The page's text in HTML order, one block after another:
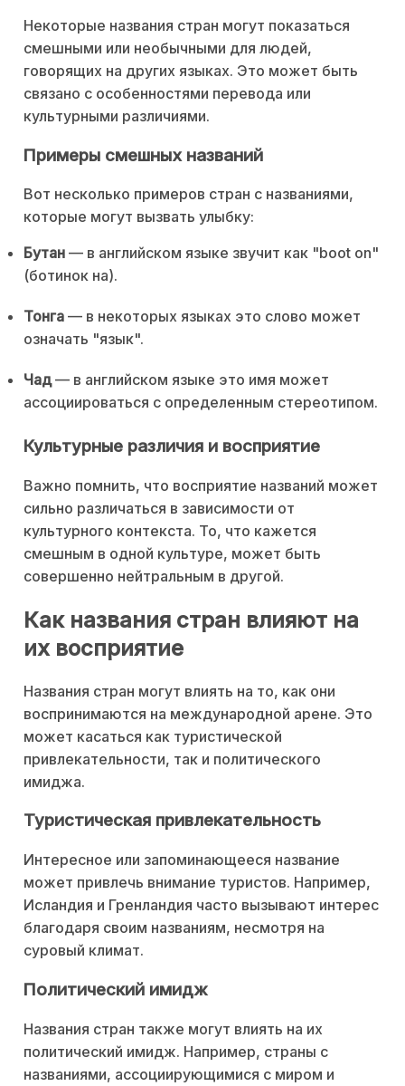
Некоторые названия стран могут показаться
смешными или необычными для людей,
говорящих на других языках. Это может быть
связано с особенностями перевода или
культурными различиями.
Примеры смешных названий
Вот несколько примеров стран с названиями,
которые могут вызвать улыбку:
Бутан — в английском языке звучит как "boot on"
(ботинок на).
Тонга — в некоторых языках это слово может
означать "язык".
Чад— в английском языке это имя может
ассоциироваться с определенным стереотипом.
Культурные различия и восприятие
Важно помнить, что восприятие названий может
сильно различаться в зависимости от
культурного контекста. То, что кажется
смешным в одной культуре, может быть
совершенно нейтральным в другой.
Как названия стран влияют на
их восприятие
Названия стран могут влиять на то, как они
воспринимаются на международной арене. Это
может касаться как туристической
привлекательности, так и политического
имиджа.
Туристическая привлекательность
Интересное или запоминающееся название
может привлечь внимание туристов. Например,
Исландия и Гренландия часто вызывают интерес
благодаря своим названиям, несмотря на
суровый климат.
Политический имидж
Названия стран также могут влиять на их
политический имидж. Например, страны с
названиями, ассоциирующимися с миром и